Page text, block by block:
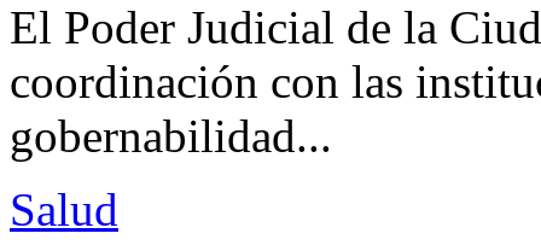
El Poder Judicial de la
coordinación con las
gobernabilidad...
Salud